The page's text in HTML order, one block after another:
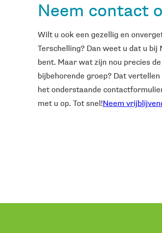
Neem contact
Wilt u ook een gezellig en
Terschelling? Dan weet u dat u
bent. Maar wat zijn nou precies
bijbehorende groep? Dat
het onderstaande
met u op. Tot snel!Neem